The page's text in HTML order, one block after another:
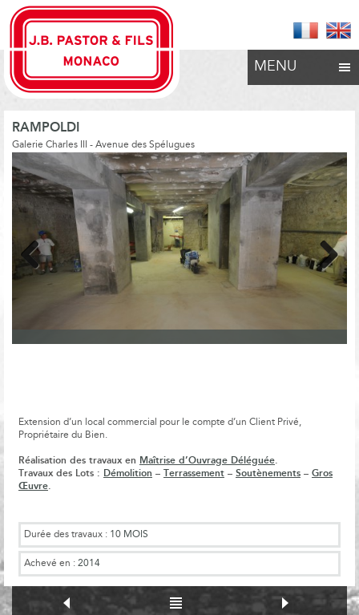
MENU
RAMPOLDI
Galerie Charles III - Avenue des Spélugues
Previous Next
Extension d’un local commercial pour le compte d’un Client Privé,
Propriétaire du Bien.
Réalisation des travaux en Maîtrise d’Ouvrage Déléguée
Travaux des Lots : Démolition – Terrassement – Soutènements – Gros
Œuvre
Durée des travaux : 10 MOIS
Achevé en : 2014